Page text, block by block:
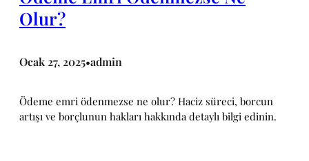
Olur?
Ocak 27, 2025•admin
Ödeme emri ödenmezse ne olur? Haciz süreci, borcun
artışı ve borçlunun hakları hakkında detaylı bilgi edinin.